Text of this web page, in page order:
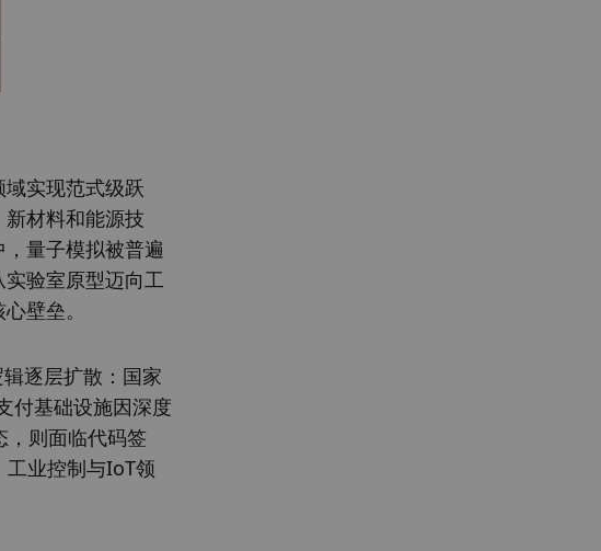
实现范式级跃
材料和能源技
量子模拟被普遍
验室原型迈向工
壁垒。
逐层扩散：国家
付基础设施因深度
，则面临代码签
工业控制与IoT领